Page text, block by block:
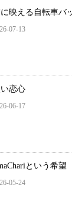
映える自転車バ
07-13
恋心
06-17
という希望
05-24